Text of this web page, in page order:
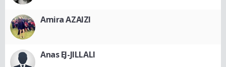
Amira AZAIZI
Anas EJ-JILLALI